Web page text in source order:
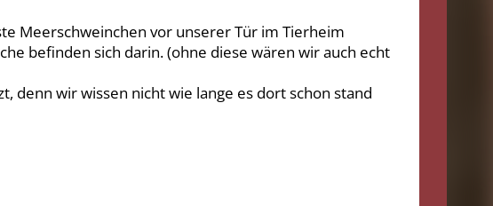
Meerschweinchen vor unserer Tür im Tierheim
befinden sich darin. (ohne diese wären wir auch echt
denn wir wissen nicht wie lange es dort schon stand